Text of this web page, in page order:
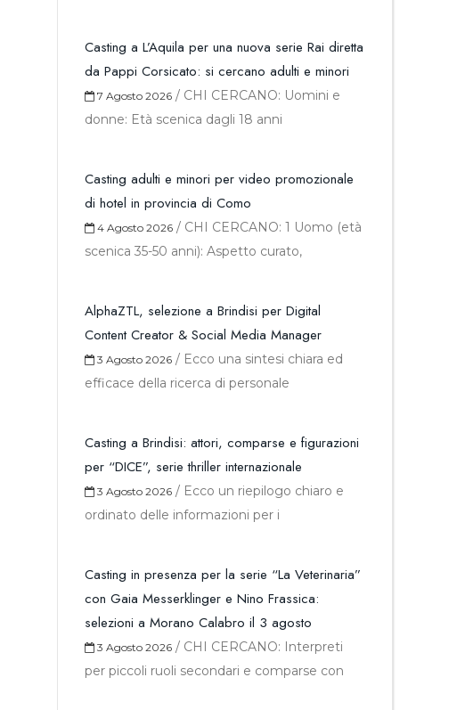
Casting a L’Aquila per una nuova serie Rai diretta
da Pappi Corsicato: si cercano adulti e minori
7 Agosto 2026 / CHI CERCANO: Uomini e
donne: Età scenica dagli 18 anni
Casting adulti e minori per video promozionale
di hotel in provincia di Como
4 Agosto 2026 / CHI CERCANO: 1 Uomo (età
scenica 35-50 anni): Aspetto curato,
AlphaZTL, selezione a Brindisi per Digital
Content Creator & Social Media Manager
3 Agosto 2026 / Ecco una sintesi chiara ed
efficace della ricerca di personale
Casting a Brindisi: attori, comparse e figurazioni
per “DICE”, serie thriller internazionale
3 Agosto 2026 / Ecco un riepilogo chiaro e
ordinato delle informazioni per i
Casting in presenza per la serie “La Veterinaria”
con Gaia Messerklinger e Nino Frassica:
selezioni a Morano Calabro il 3 agosto
3 Agosto 2026 / CHI CERCANO: Interpreti
per piccoli ruoli secondari e comparse con